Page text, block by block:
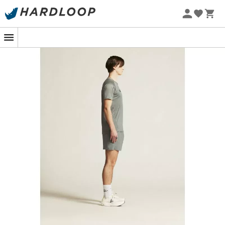
Promos d'été 🔥 -5 % EXTRA dès 2 produits* code Summer5
-5% Extra - Code Summer5